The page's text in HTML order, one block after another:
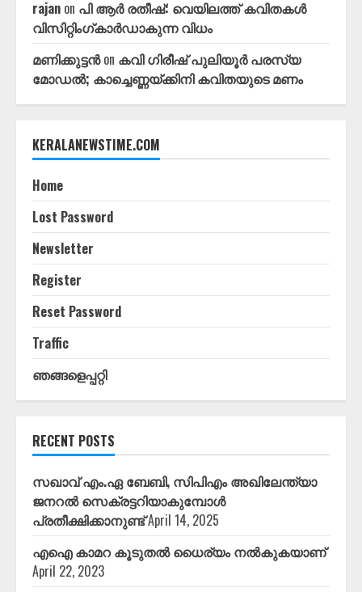
rajan on പി ആർ രതീഷ്: വെയിലത്ത്‌ കവിതകൾ
വിസിറ്റിംഗ്കാർഡാകുന്ന വിധം
മണിക്കുട്ടൻon കവി ഗിരീഷ്‌ പുലിയൂർ പരസ്യ
മോഡൽ; കാച്ചെണ്ണയ്ക്കിനി കവിതയുടെ മണം
KERALANEWSTIME.COM
Home
Lost Password
Newsletter
Register
Reset Password
Traffic
ഞങ്ങളെപ്പറ്റി
RECENT POSTS
സഖാവ് എം.ഏ ബേബി, സിപിഎം അഖിലേന്ത്യാ
ജനറൽ സെക്രട്ടറിയാകുമ്പോൾ
പ്രതീക്ഷിക്കാനുണ്ട്April 14, 2025
എഐ കാമറ കൂടുതൽ ധൈര്യം നൽകുകയാണ്
April 22, 2023